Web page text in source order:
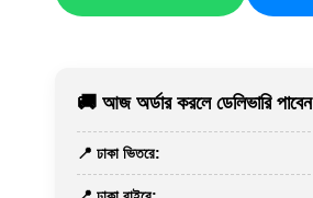
🚚 আজ অর্ডার করলে ডেলিভারি পাবেন
📍 ঢাকা ভিতরে: